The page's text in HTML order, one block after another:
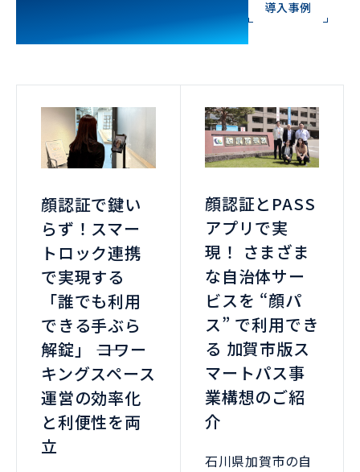
CASE STUDY 導入事例
顔認証で鍵い
らず！スマー
トロック連携
で実現する
「誰でも利用
できる手ぶら
解錠」 ――コワー
キングスペース
運営の効率化
と利便性を両
立
顔認証とPASS
アプリで実
現！ さまざま
な自治体サー
ビスを “顔パ
ス” で利用でき
る 加賀市版ス
マートパス事
業構想のご紹
介
石川県加賀市の自